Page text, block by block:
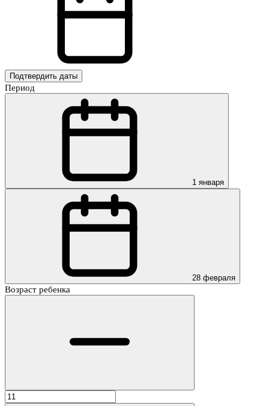
Подтвердить даты
Период
1 января
28 февраля
Возраст ребенка